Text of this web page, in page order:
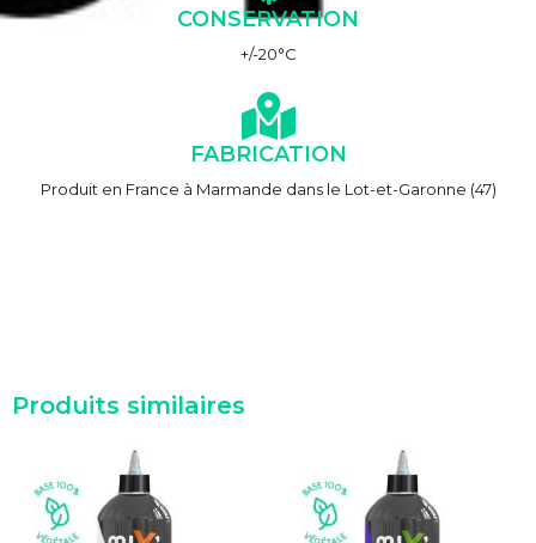
CONSERVATION
+/-20°C
FABRICATION
Produit en France à Marmande dans le Lot-et-Garonne (47)
Produits similaires